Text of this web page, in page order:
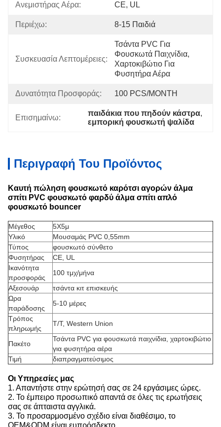
Ανεμιστήρας Αέρα: CE, UL
Περιέχω: 8-15 Παιδιά
Συσκευασία Λεπτομέρειες:
Τσάντα PVC Για
Φουσκωτά Παιχνίδια,
Χαρτοκιβώτιο Για
Φυσητήρα Αέρα
Δυνατότητα Προσφοράς: 100 PCS/MONTH
Επισημαίνω:
παιδάκια που πηδούν κάστρα,
εμπορική φουσκωτή ψαλίδα
Περιγραφή Του Προϊόντος
Καυτή πώληση φουσκωτό καρότσι αγορών άλμα
σπίτι PVC φουσκωτό φαρδύ άλμα σπίτι απλό
φουσκωτό bouncer
Μέγεθος
5Χ5μ
Υλικό
Μουσαμάς PVC 0,55mm
Τύπος
φουσκωτό σύνθετο
Φυσητήρας
CE, UL
Ικανότητα
προσφοράς
100 τμχ/μήνα
Αξεσουάρ
τσάντα κιτ επισκευής
Ωρα
παράδοσης
5-10 μέρες
Τρόπος
πληρωμής
T/T, Western Union
Πακέτο
Τσάντα PVC για φουσκωτά παιχνίδια, χαρτοκιβώτιο
για φυσητήρα αέρα
Τιμή
διαπραγματεύσιμος
Οι Υπηρεσίες μας
1. Απαντήστε στην ερώτησή σας σε 24 εργάσιμες ώρες.
2. Το έμπειρο προσωπικό απαντά σε όλες τις ερωτήσεις
σας σε άπταιστα αγγλικά.
3. Το προσαρμοσμένο σχέδιο είναι διαθέσιμο, το
OEM&ODM είναι ευπρόσδεκτο.